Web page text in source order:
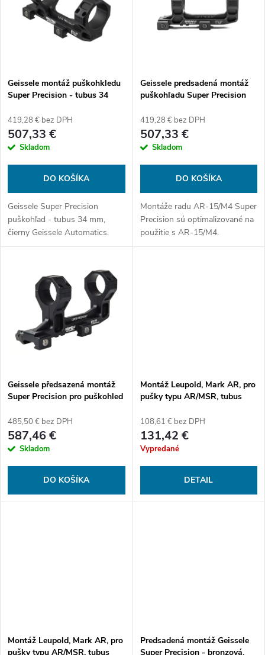
e
p
r
d
u
o
Abecedne
s
p
r
o
d
u
k
v
Geissele montáž puškohkledu
Super Precision - tubus 34
419,28 € bez DPH
507,33 €
Skladom
DO KOŠÍKA
Geissele Super Precision
puškohľad - tubus 34 mm,
čierny Geissele Automatics.
Geissele predsadená montáž
puškohľadu Super Precision
419,28 € bez DPH
507,33 €
Skladom
DO KOŠÍKA
Montáže radu AR-15/M4 Super
Precision sú optimalizované na
použitie s AR-15/M4.
Montážna plocha obsahuje 7
Geissele předsazená montáž
Super Precision pro puškohled
mm, bez sklonu
485,50 € bez DPH
587,46 €
Skladom
DO KOŠÍKA
Montáž Leupold, Mark AR, pro
pušky typu AR/MSR, tubus
108,61 € bez DPH
131,42 €
Vypredané
DETAIL
Montáž Leupold, Mark AR, pro
pušky typu AR/MSR, tubus
Predsadená montáž Geissele
Super Precision - bronzová,